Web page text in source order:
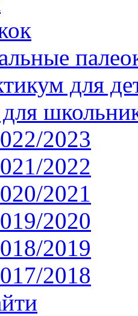
для
2023
2022
2021
2020
2019
2018